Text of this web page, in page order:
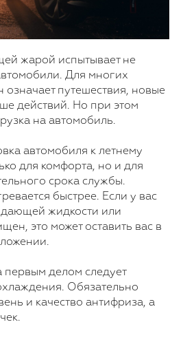
жарой испытывает не
Для многих
означает путешествия, новые
действий. Но при этом
на автомобиль.
автомобиля к летнему
для комфорта, но и для
срока службы.
быстрее. Если у вас
жидкости или
это может оставить вас в
первым делом следует
Обязательно
и качество антифриза, а